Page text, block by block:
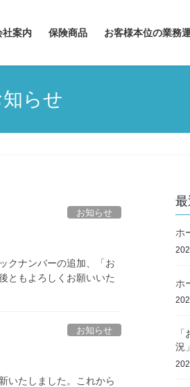
社案内 保険商品 お客様本位の業務
らせ
お知らせ
クナンバーの追加、「お
ともよろしくお願いいた
お知らせ
いたしました。これから
ホ
ホ
況